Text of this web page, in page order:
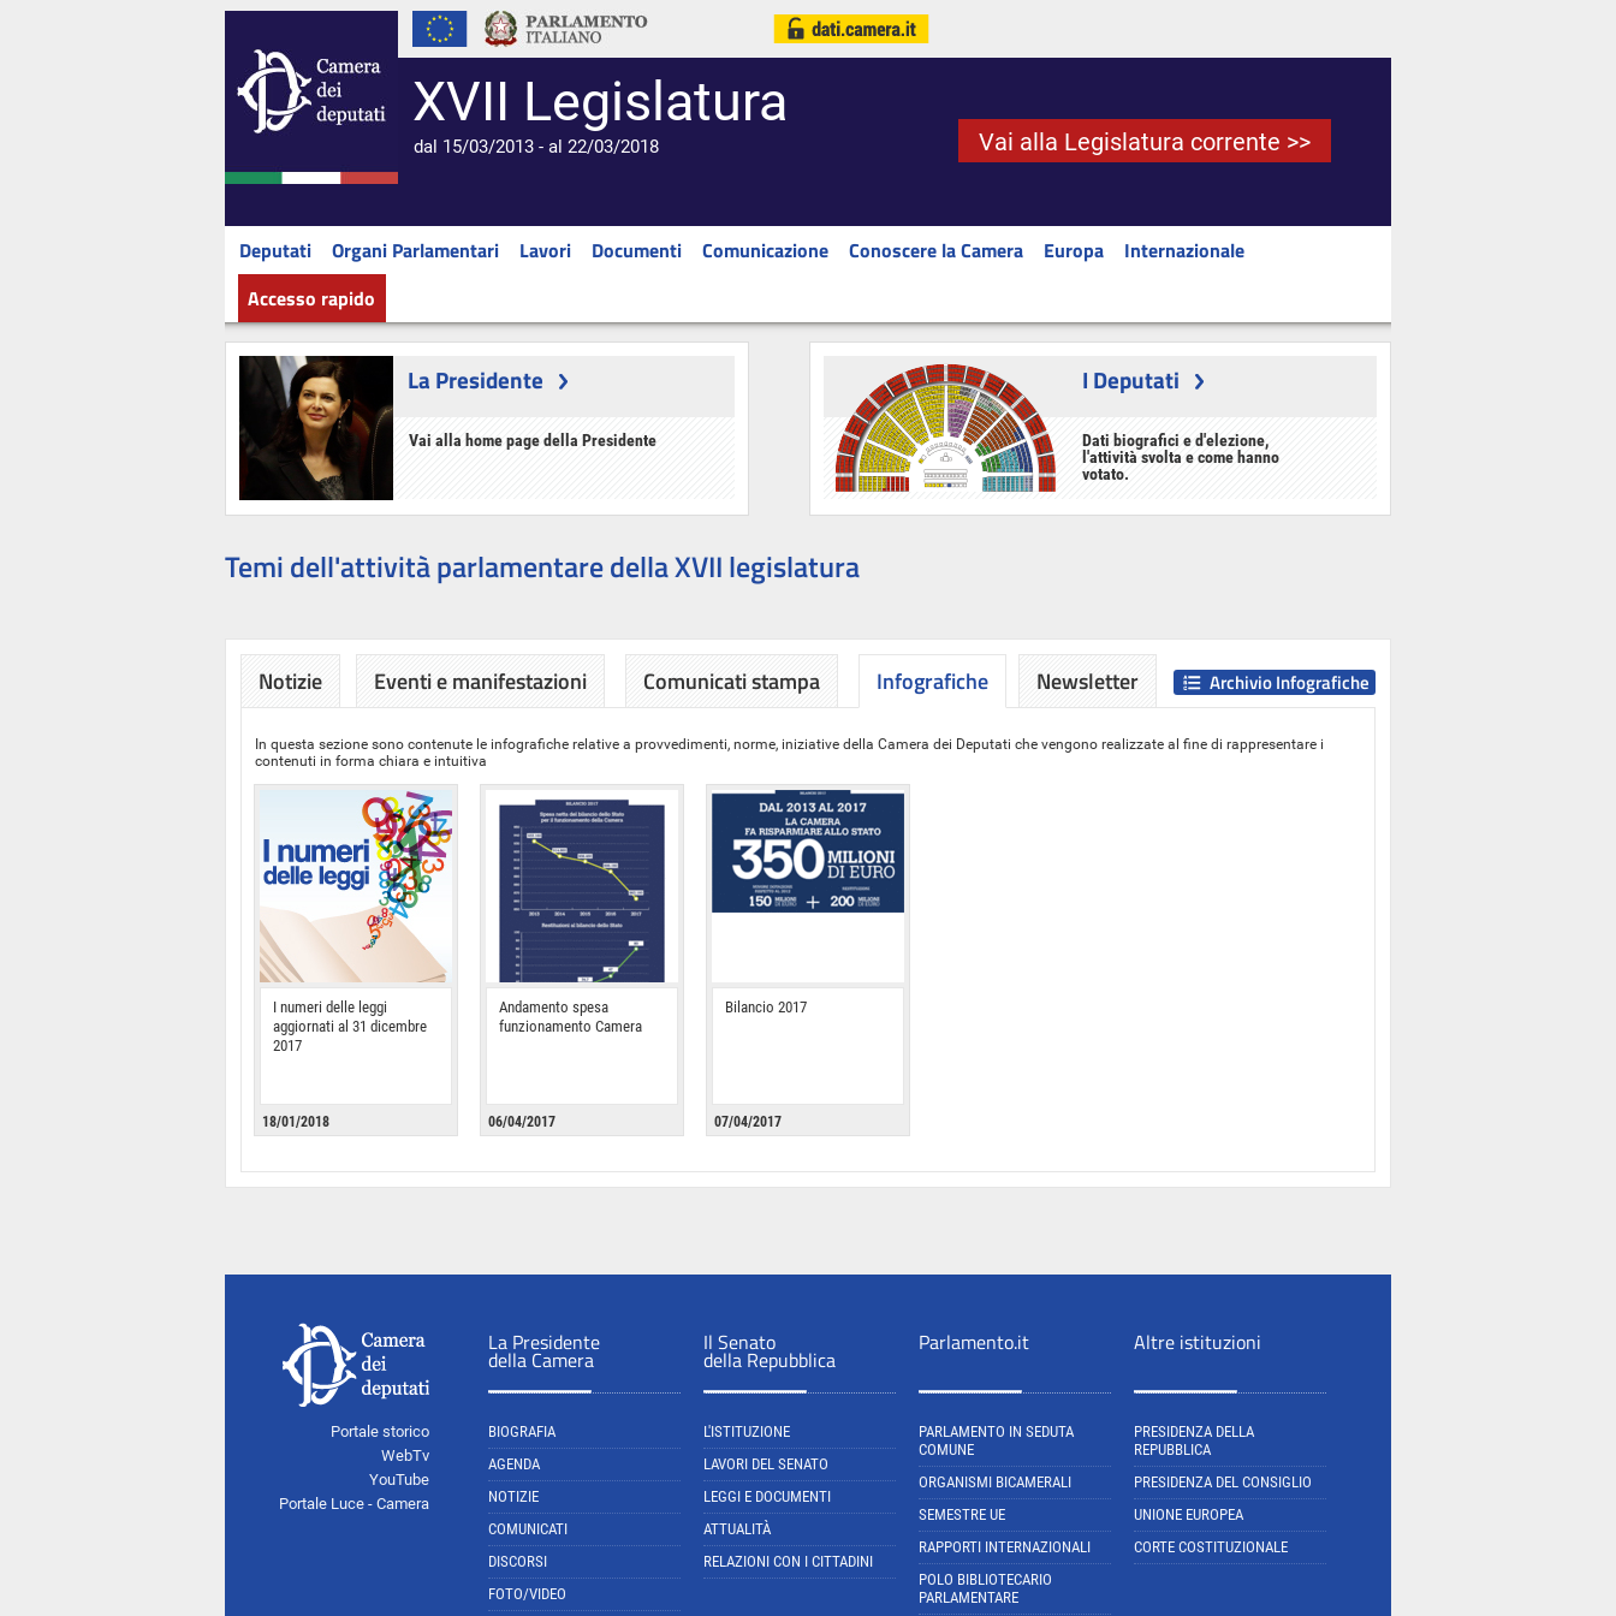
XVII Legislatura
dal 15/03/2013 - al 22/03/2018 Vai alla Legislatura corrente >>
Deputati Organi Parlamentari Lavori Documenti Comunicazione Conoscere la Camera Europa
Internazionale
Accesso rapido
La Presidente
Vai alla home page della Presidente
I Deputati
Dati biografici e d'elezione,
l'attività svolta e come hanno
votato.
Temi dell'attività parlamentare della XVII legislatura
Notizie Eventi e manifestazioni Comunicati stampa Infografiche
In questa sezione sono contenute le infografiche relative a provvedimenti, norme, iniziative della Camera dei Deputati che vengono realizzate al fine di rappresentare i
contenuti in forma chiara e intuitiva
I numeri delle leggi
aggiornati al 31 dicembre
2017
18/01/2018
Andamento spesa
funzionamento Camera
06/04/2017
Bilancio 2017
07/04/2017
Archivio Infografiche
Newsletter
Portale storico
WebTv
YouTube
Portale Luce - Camera
La Presidente
della Camera
BIOGRAFIA
AGENDA
NOTIZIE
COMUNICATI
DISCORSI
FOTO/VIDEO
Il Senato
della Repubblica
L'ISTITUZIONE
LAVORI DEL SENATO
LEGGI E DOCUMENTI
ATTUALITÀ
RELAZIONI CON I CITTADINI
Parlamento.it
PARLAMENTO IN SEDUTA
COMUNE
ORGANISMI BICAMERALI
SEMESTRE UE
RAPPORTI INTERNAZIONALI
POLO BIBLIOTECARIO
PARLAMENTARE
Altre istituzioni
PRESIDENZA DELLA
REPUBBLICA
PRESIDENZA DEL CONSIGLIO
UNIONE EUROPEA
CORTE COSTITUZIONALE